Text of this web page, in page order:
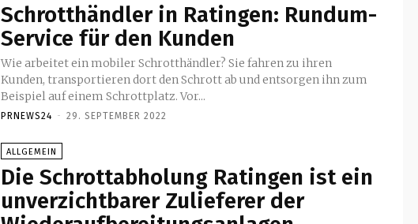
Schrotthändler in Ratingen: Rundum-
Service für den Kunden
Wie arbeitet ein mobiler Schrotthändler? Sie fahren zu ihren
Kunden, transportieren dort den Schrott ab und entsorgen ihn zum
Beispiel auf einem Schrottplatz. Vor...
PRNEWS24 - 29. SEPTEMBER 2022
ALLGEMEIN
Die Schrottabholung Ratingen ist ein
unverzichtbarer Zulieferer der